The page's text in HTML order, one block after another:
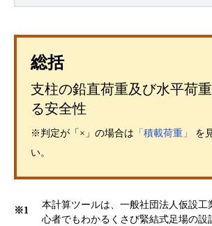
総括
支柱の鉛直荷重及び水平荷
る安全性
※判定が「×」の場合は 「積載荷重」
を
い。
※1
本計算ツールは、一般社団法人仮設工
心者でもわかるくさび緊結式足場の設